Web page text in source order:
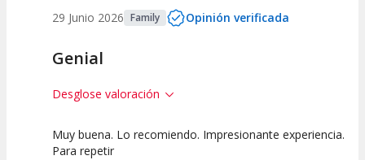
29 Junio 2026 Family Opinión verificada
Genial
Desglose valoración
10 10 10
Muy buena. Lo recomiendo. Impresionante experiencia.
Para repetir